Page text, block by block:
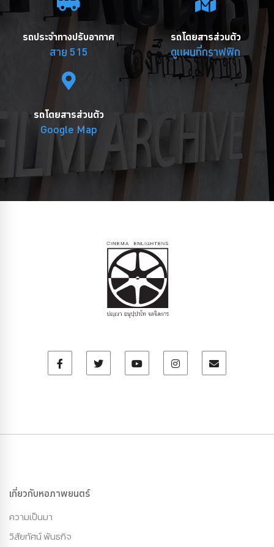
รถประจำทางปรับอากาศ
สาย 515
รถโดยสารส่วนตัว
ดูแผนที่กราฟฟิก
รถโดยสารส่วนตัว
Google Map
เกี่ยวกับหอภาพยนตร์
ความเป็นมา
วิสัยทัศน์ พันธกิจ